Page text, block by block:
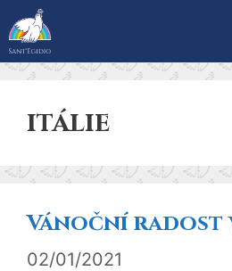
Přeskočit
na
obsah
itálie
Vánoční radost
02/01/2021